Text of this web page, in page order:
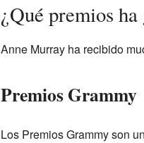
¿Qué premios
Anne Murray ha recibido
Premios Grammy
Los Premios Grammy son